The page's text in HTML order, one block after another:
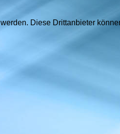
Diese Drittanbieter